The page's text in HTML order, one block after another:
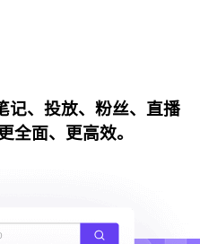
记、投放、粉丝、直播
全面、更高效。